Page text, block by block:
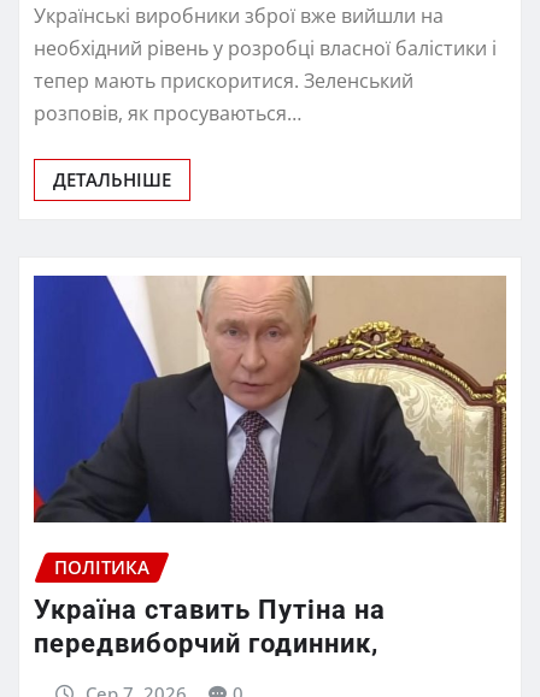
Українські виробники зброї вже вийшли на
необхідний рівень у розробці власної балістики і
тепер мають прискоритися. Зеленський
розповів, як просуваються…
ДЕТАЛЬНІШЕ
ПОЛІТИКА
Україна ставить Путіна на
передвиборчий годинник,